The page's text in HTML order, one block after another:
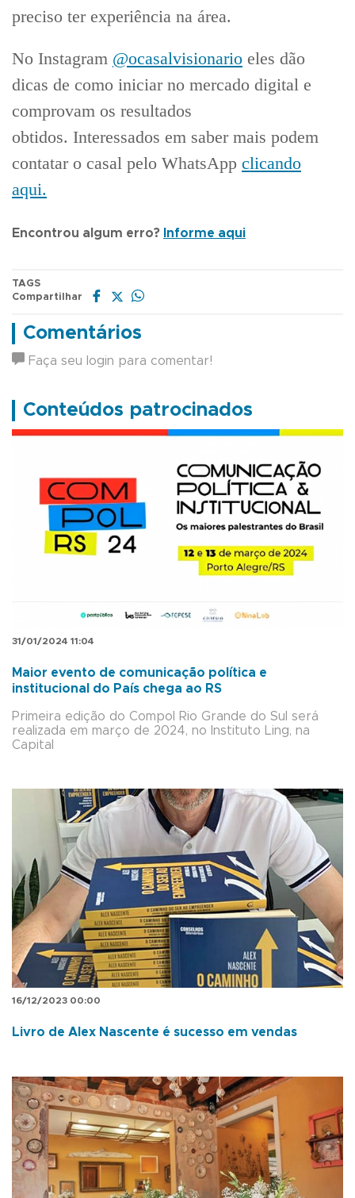
preciso ter experiência na área.
No Instagram @ocasalvisionario eles dão
dicas de como iniciar no mercado digital e
comprovam os resultados
obtidos. Interessados em saber mais podem
contatar o casal pelo WhatsApp clicando
aqui.
Encontrou algum erro? Informe aqui
TAGS
Compartilhar
Comentários
Faça seu login para comentar!
Conteúdos patrocinados
31/01/2024 11:04
Maior evento de comunicação política e
institucional do País chega ao RS
Primeira edição do Compol Rio Grande do Sul será
realizada em março de 2024, no Instituto Ling, na
Capital
16/12/2023 00:00
Livro de Alex Nascente é sucesso em vendas